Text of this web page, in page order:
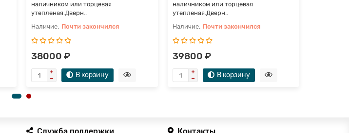
наличником или торцевая
утепленая.Дверн..
Почти закончился
38000 ₽
В корзину
наличником или торцевая
утепленая.Дверн..
Почти закончился
39800 ₽
В корзину